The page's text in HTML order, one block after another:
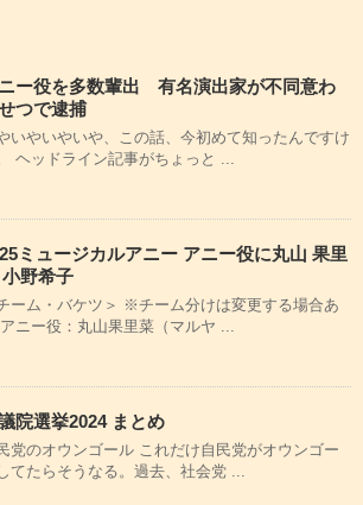
ー役を多数輩出 有名演出家が不同意わ
つで逮捕
いやいやいや、この話、今初めて知ったんですけ
ヘッドライン記事がちょっと ...
ミュージカルアニー アニー役に丸山 果里
野希子
ーム・バケツ＞ ※チーム分けは変更する場合あ
ニー役：丸山果里菜（マルヤ ...
院選挙2024 まとめ
党のオウンゴール これだけ自民党がオウンゴー
てたらそうなる。過去、社会党 ...